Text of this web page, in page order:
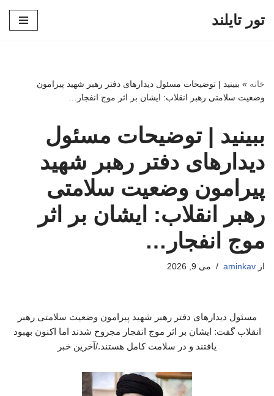
تور تایلند
خانه » ببینید | توضیحات مسئول دیدارهای دفتر رهبر شهید پیرامون
وضعیت سلامتی رهبر انقلاب: ایشان بر اثر موج انفجار…
ببینید | توضیحات مسئول
دیدارهای دفتر رهبر شهید
پیرامون وضعیت سلامتی
رهبر انقلاب: ایشان بر اثر
موج انفجار…
از aminkav می 9, 2026
مسئول دیدارهای دفتر رهبر شهید پیرامون وضعیت سلامتی رهبر
انقلاب گفت: ایشان بر اثر موج انفجار مجروح شدند اما اکنون بهبود
یافتند و در سلامت کامل هستند./آخرین خبر